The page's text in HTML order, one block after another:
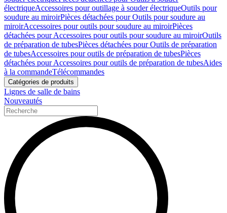
électriqueAccessoires pour outillage à souder électriqueOutils pour
soudure au miroirPièces détachées pour Outils pour soudure au
miroirAccessoires pour outils pour soudure au miroirPièces
détachées pour Accessoires pour outils pour soudure au miroirOutils
de préparation de tubesPièces détachées pour Outils de préparation
de tubesAccessoires pour outils de préparation de tubesPièces
détachées pour Accessoires pour outils de préparation de tubesAides
à la commandeTélécommandes
Catégories de produits
Lignes de salle de bains
Nouveautés